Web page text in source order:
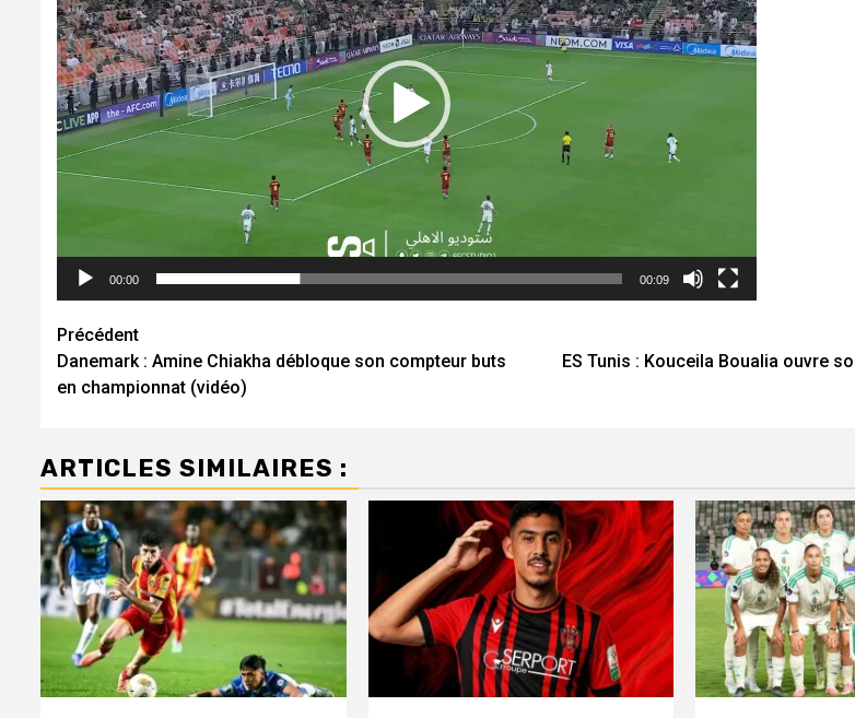
00:00 00:09
Navigation
d’article
Précédent
Danemark : Amine Chiakha débloque son compteur buts
en championnat (vidéo)
ES Tunis : Kouceila Boualia ouvre
ARTICLES SIMILAIRES :